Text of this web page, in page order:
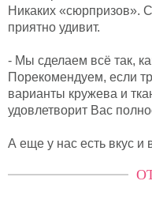
Никаких «сюрпризов».
приятно удивит.
- Мы сделаем всё так,
Порекомендуем, если
варианты кружева и
удовлетворит Вас
А еще у нас есть вкус и